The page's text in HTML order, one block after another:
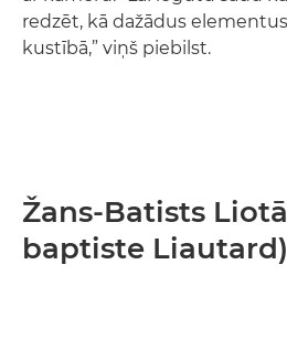
redzēt, kā dažādus
kustībā,” viņš piebilst.
Žans-Batists
baptiste Liautard)